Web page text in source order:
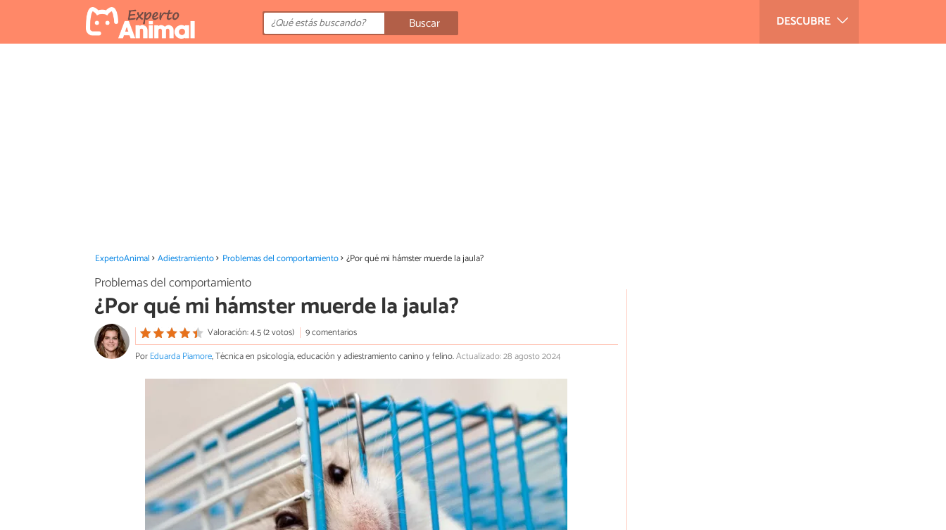
DESCUBRE
Buscar
ExpertoAnimal Adiestramiento Problemas del comportamiento ¿Por qué mi hámster muerde la jaula?
Problemas del comportamiento
¿Por qué mi hámster muerde la jaula?
Valoración: 4.5 (2 votos)
9 comentarios
PorEduarda Piamore, Técnica en psicología, educación y adiestramiento canino y felino.Actualizado: 28 agosto 2024